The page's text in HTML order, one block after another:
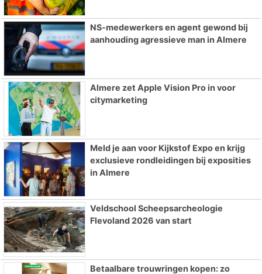
NS-medewerkers en agent gewond bij
aanhouding agressieve man in Almere
Almere zet Apple Vision Pro in voor
citymarketing
Meld je aan voor Kijkstof Expo en krijg
exclusieve rondleidingen bij exposities
in Almere
Veldschool Scheepsarcheologie
Flevoland 2026 van start
Betaalbare trouwringen kopen: zo